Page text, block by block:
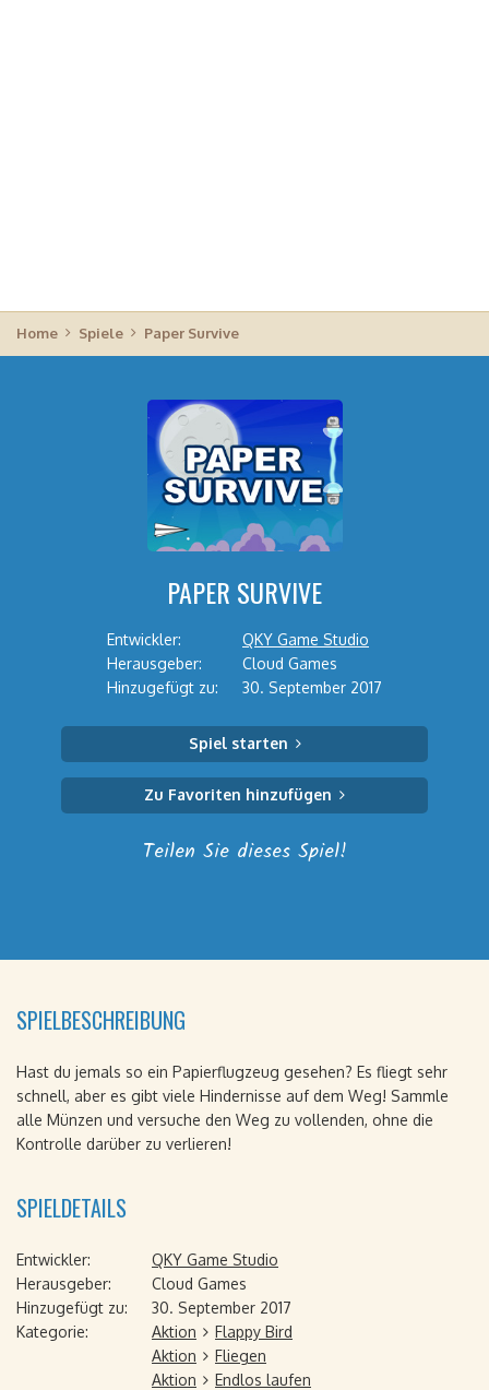
Home Spiele Paper Survive
PAPER SURVIVE
Entwickler:
QKY Game Studio
Herausgeber:
Cloud Games
Hinzugefügt zu:
30. September 2017
Spiel starten
Zu Favoriten hinzufügen
Teilen Sie dieses Spiel!
SPIELBESCHREIBUNG
Hast du jemals so ein Papierflugzeug gesehen? Es fliegt sehr
schnell, aber es gibt viele Hindernisse auf dem Weg! Sammle
alle Münzen und versuche den Weg zu vollenden, ohne die
Kontrolle darüber zu verlieren!
SPIELDETAILS
Entwickler:
QKY Game Studio
Herausgeber:
Cloud Games
Hinzugefügt zu:
30. September 2017
Kategorie:
Aktion
Flappy Bird
Aktion
Fliegen
Aktion
Endlos laufen